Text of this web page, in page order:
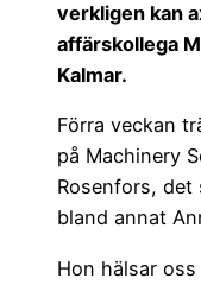
verkligen kan
affärskollega
Kalmar.
Förra veckan
på Machinery
Rosenfors,
bland annat
Hon hälsar